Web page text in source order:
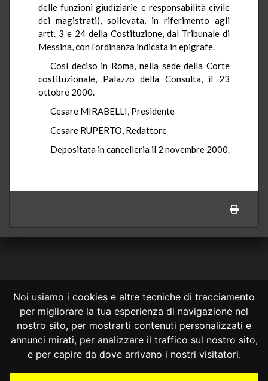
Noi usiamo i cookies e altre tecniche di tracciamento
per migliorare la tua esperienza di navigazione nel
nostro sito, per mostrarti contenuti personalizzati e
annunci mirati, per analizzare il traffico sul nostro sito,
e per capire da dove arrivano i nostri visitatori.
delle funzioni giudiziarie e responsabilità civile
dei magistrati), sollevata, in riferimento agli
artt. 3 e 24 della Costituzione, dal Tribunale di
Messina, con l’ordinanza indicata in epigrafe.
Così deciso in Roma, nella sede della Corte
costituzionale, Palazzo della Consulta, il 23
ottobre 2000.
Cesare MIRABELLI, Presidente
Cesare RUPERTO, Redattore
Depositata in cancelleria il 2 novembre 2000.
CONSULTA ONLINE DAL 1995 -NOTE LEGALI
Consulta OnLine non ha prodotto e non è responsabile per i contenuti e
le informazioni legali di siti collegati.
costituisce una relazione di consulenza legale.